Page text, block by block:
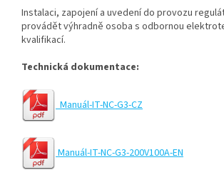
Instalaci, zapojení a uvedení do provozu
provádět výhradně osoba s odbornou
kvalifikací.
Technická dokumentace:
Manuál-IT-NC-G3-CZ
Manuál-IT-NC-G3-200V100A-EN